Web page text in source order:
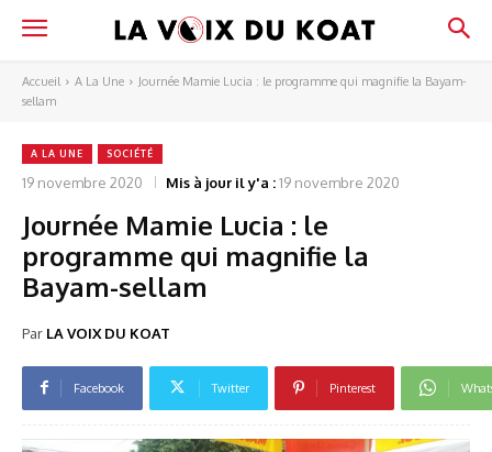
Accueil A La Une
Journée Mamie Lucia : le programme qui magnifie la Bayam-
sellam
A LA UNE SOCIÉTÉ
19 novembre 2020 Mis à jour il y'a :19 novembre 2020
Journée Mamie Lucia : le
programme qui magnifie la
Bayam-sellam
Par LA VOIX DU KOAT
Facebook Twitter Pinterest